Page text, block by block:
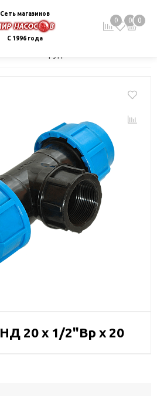
Сеть магазинов
С 1996 года
0 0 0
20 х 1/2"Вр х 20